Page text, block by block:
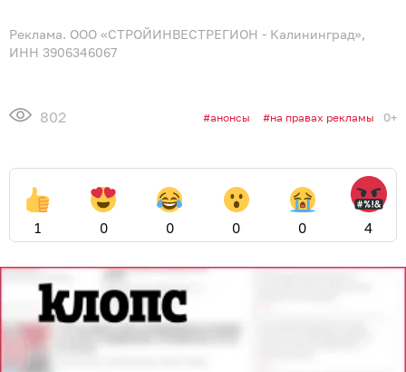
Реклама. ООО «СТРОЙИНВЕСТРЕГИОН - Калининград»,
ИНН 3906346067
802 анонсы на правах рекламы 0+
1 0 0 0 0 4